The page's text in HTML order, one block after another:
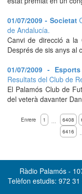
01/07/2009 - Societat
de Andalucía.
Canvi de direcció a la
Després de sis anys al
01/07/2009 - Esports
Resultats del Club de
El Palamós Club de
del veterà davanter
Enrere 1 … 6408
6416
Ràdio Palamós -
Telèfon estudis: 972